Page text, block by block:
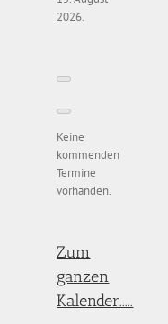
2026.
Keine
kommenden
Termine
vorhanden.
Zum
ganzen
Kalender.....